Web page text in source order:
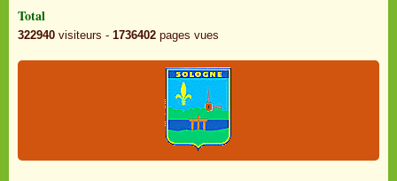
Total
322940 visiteurs - 1736402 pages vues